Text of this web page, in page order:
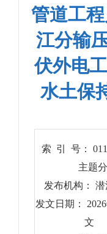
管道工
江分输
伏外电
水土保
索 引 号：
主题
发布机构：
发文日期：
文